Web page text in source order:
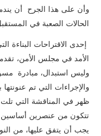
وأن على هذا الجرح أن
الحالات الصعبة في
إحدى الاقتراحات البناءة
الأمد في مجلس الأمن، تقدمت به
وليس استبدال، مبادرة
ظهر في المناقشة التي تلت
تتكون من عنصرين أساسين
يجب أن يتفق عليها، من